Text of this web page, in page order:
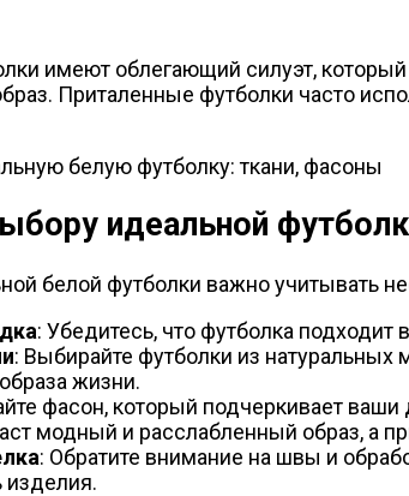
имеют облегающий силуэт,
Приталенные футболки часто
идеальной
белой футболки важно учитывать
: Убедитесь, что футболка
: Выбирайте футболки из натуральных
жизни.
фасон, который подчеркивает
модный и расслабленный образ, а
: Обратите внимание на швы и
изделия.